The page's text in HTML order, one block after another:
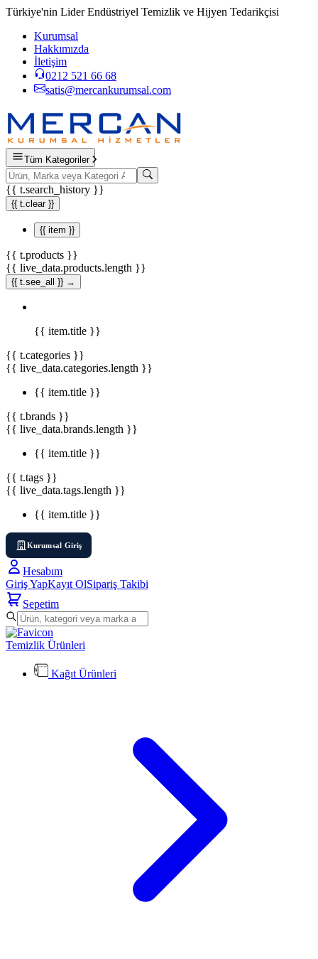
Türkiye'nin Lider Endüstriyel Temizlik ve Hijyen Tedarikçisi
Kurumsal
Hakkımızda
İletişim
0212 521 66 68
satis@mercankurumsal.com
Tüm Kategoriler
{{ t.search_history }}
{{ t.clear }}
{{ item }}
{{ t.products }}
{{ live_data.products.length }}
{{ t.see_all }} →
{{ item.title }}
{{ t.categories }}
{{ live_data.categories.length }}
{{ item.title }}
{{ t.brands }}
{{ live_data.brands.length }}
{{ item.title }}
{{ t.tags }}
{{ live_data.tags.length }}
{{ item.title }}
Kurumsal Giriş
Hesabım
Giriş YapKayıt OlSipariş Takibi
Sepetim
Temizlik Ürünleri
Kağıt Ürünleri